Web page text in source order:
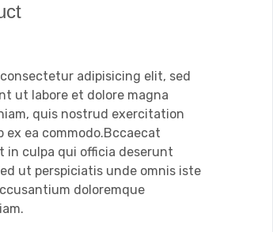
adipisicing elit, sed
ut labore et dolore magna
quis nostrud exercitation
ex ea commodo.Bccaecat
culpa qui officia deserunt
ut perspiciatis unde omnis iste
doloremque